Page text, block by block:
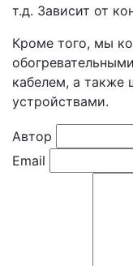
т.д. Зависит от
Кроме того, мы
кабелем, а также
устройствами.
Автор
Email